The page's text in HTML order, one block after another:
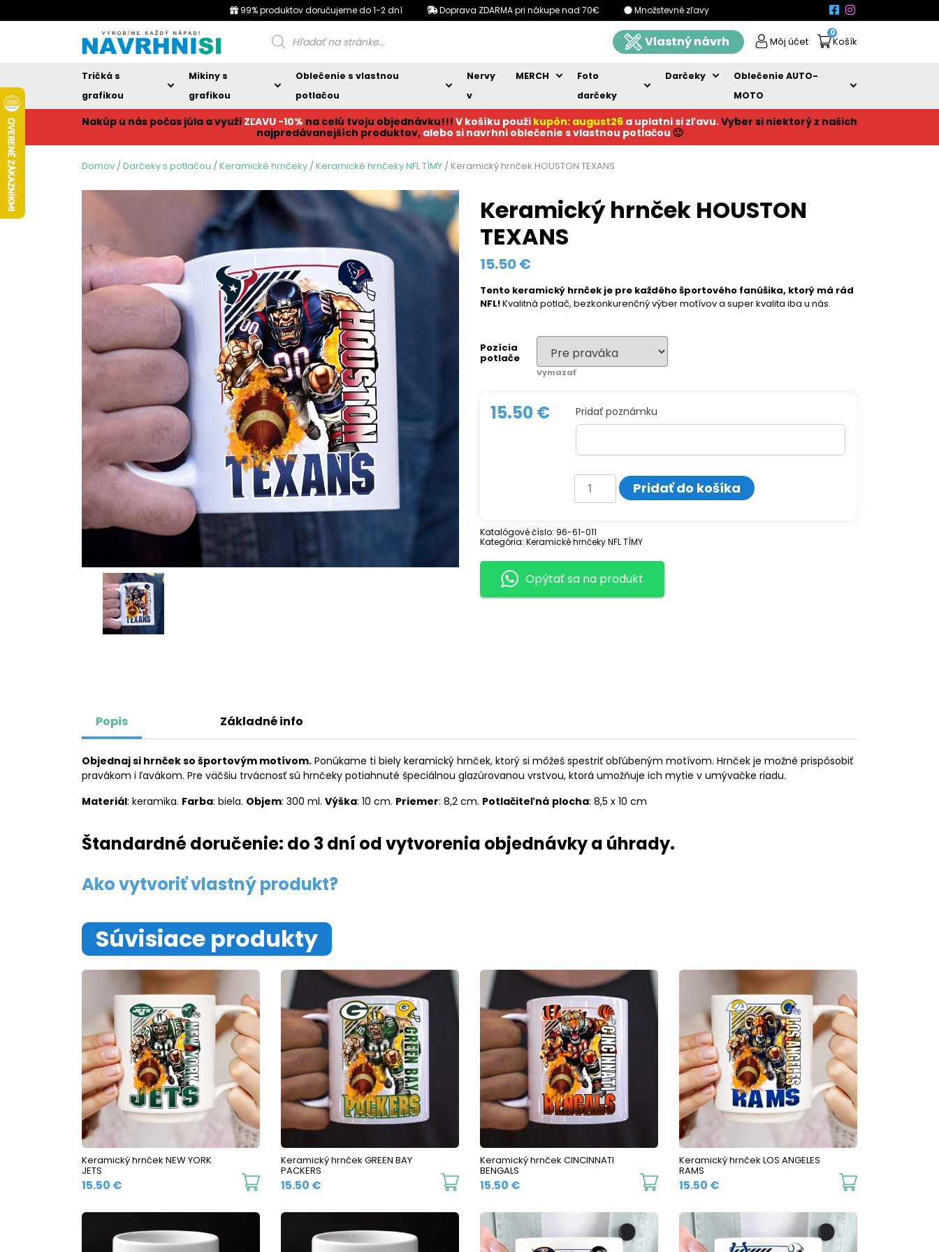
99% produktov doručujeme do 1-2 dní Doprava ZDARMA pri nákupe nad 70€ Množstevné zľavy
Products
search Vlastný návrh Môj účet
0
Košík
Tričká s
grafikou
Mikiny s
grafikou
Oblečenie s vlastnou
potlačou
Nervy
v
MERCH
Foto
darčeky
Darčeky
Oblečenie AUTO-
MOTO
Nakúp u nás počas júla a využi ZĽAVU -10% na celú tvoju objednávku!!! V košíku použi kupón: august26 a uplatni si zľavu.Vyber si niektorý z našich
najpredávanejších produktov, alebo si navrhni oblečenie s vlastnou potlačou 🙂
Domov /Darčeky s potlačou /Keramické hrnčeky /Keramické hrnčeky NFL TÍMY / Keramický hrnček HOUSTON TEXANS
Keramický hrnček HOUSTON
TEXANS
15.50€
Tento keramický hrnček je pre každého športového fanúšika, ktorý má rád
NFL!Kvalitná potlač, bezkonkurenčný výber motívov a super kvalita iba u nás.
Pozícia
potlače
Vymazať
15.50€ Pridať poznámku
množstvo
Keramický
hrnček
TEXANS
Pridať do košíka
Katalógové číslo: 96-61-011
Kategória: Keramické hrnčeky NFL TÍMY
Opýtať sa na produkt
Popis Základné info
Objednaj si hrnček so športovým motívom. Ponúkame ti biely keramický hrnček, ktorý si môžeš spestriť obľúbeným motívom. Hrnček je možné prispôsobiť
pravákom i ľavákom. Pre väčšiu trvácnosť sú hrnčeky potiahnuté špeciálnou glazúrovanou vrstvou, ktorá umožňuje ich mytie v umývačke riadu.
Materiál: keramika. Farba: biela. Objem: 300 ml. Výška: 10 cm. Priemer: 8,2 cm. Potlačiteľná plocha: 8,5 x 10 cm
Štandardné doručenie: do 3 dní od vytvorenia objednávky a úhrady.
Ako vytvoriť vlastný produkt?
Súvisiace produkty
Keramický hrnček NEW YORK
JETS
15.50 €
This
has
Keramický hrnček GREEN BAY
PACKERS
15.50 €
This
has
multiple
Keramický hrnček CINCINNATI
BENGALS
15.50 €
This
multiple
Keramický hrnček LOS ANGELES
RAMS
15.50 €
This
multiple